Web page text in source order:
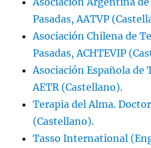
Pasadas, AATVP
Asociación Chilena de
Pasadas, ACHTEVIP
Asociación Española de
AETR (Castellano).
Terapia del Alma.
(Castellano).
Tasso International